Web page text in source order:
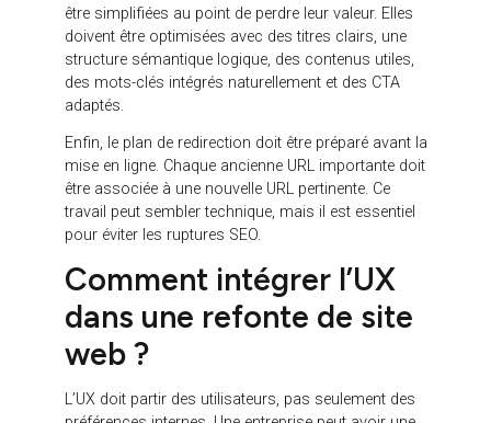
nouveau site est mis en ligne, mais les formulaires,
les clics, les conversions, les événements ou les
objectifs ne sont pas correctement suivis. Résultat :
l’entreprise ne peut pas mesurer l’impact réel de la
refonte sur ses performances.
Comment préparer une
refonte site web sans
perdre en SEO ?
La préparation SEO commence avant les
maquettes. Il faut d’abord réaliser un audit du site
existant pour identifier les pages stratégiques, les
les backlinks, les erreurs techniques et les